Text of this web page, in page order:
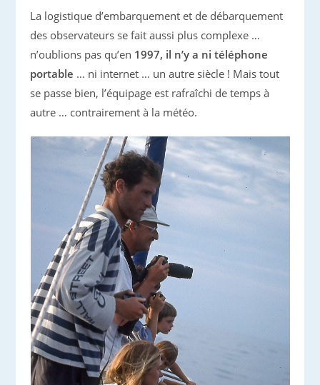
La logistique d’embarquement et de débarquement
des observateurs se fait aussi plus complexe …
n’oublions pas qu’en 1997, il n’y a ni téléphone
portable … ni internet … un autre siècle ! Mais tout
se passe bien, l’équipage est rafraîchi de temps à
autre … contrairement à la météo.